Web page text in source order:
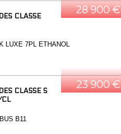
28 900 €
CLASSE
LUXE 7PL ETHANOL
23 900 €
CLASSE S
B11